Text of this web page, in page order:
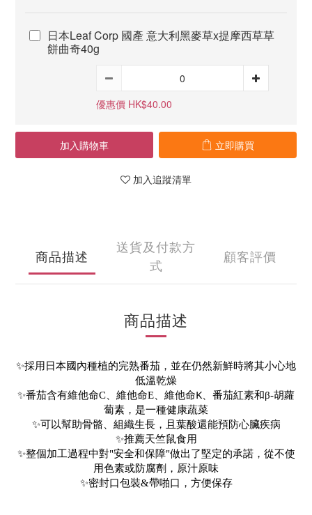
日本Leaf Corp 國產 意大利黑麥草x提摩西草草
餅曲奇40g
優惠價 HK$40.00
加入購物車 立即購買
加入追蹤清單
商品描述
送貨及付款方
式
顧客評價
商品描述
✨採用日本國內種植的完熟番茄，並在仍然新鮮時將其小心地
低溫乾燥
✨番茄含有維他命C、維他命E、 維他命K、
番茄紅素和β-胡蘿
蔔素，是一種健康蔬菜
✨可以幫助骨骼、組織生長，且葉酸還能預防心臟疾病
✨推薦天竺鼠食用
✨整個加工過程中對"安全和保障"做出了堅定的承諾，從不使
用色素或防腐劑，原汁原味
✨密封口包裝&帶啪口，方便保存